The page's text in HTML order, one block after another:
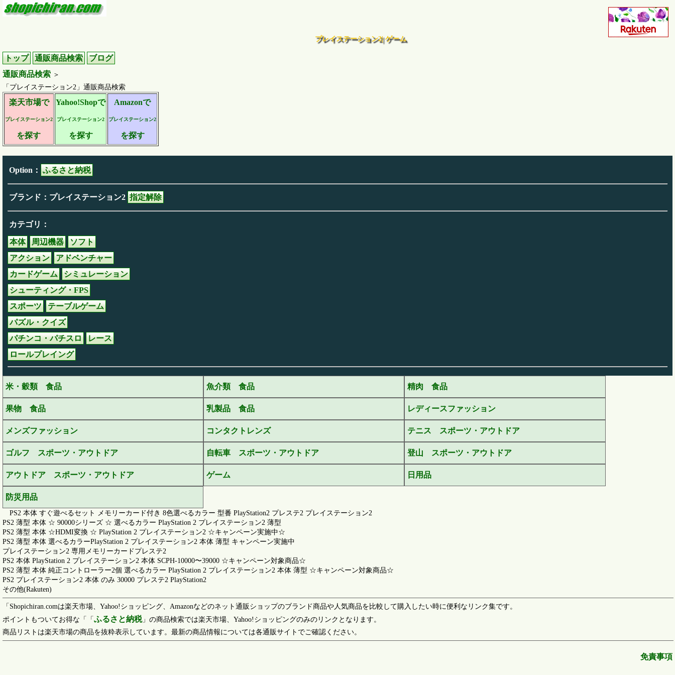
プレイステーション2| ゲーム
トップ 通販商品検索
ブログ
通販商品検索 ＞
「プレイステーション2」通販商品検索
楽天市場で
プレイステーション2
を探す
Yahoo!Shopで
プレイステーション2
を探す
Amazonで
プレイステーション2
を探す
Option： ふるさと納税
ブランド：プレイステーション2 指定解除
カテゴリ：
本体 周辺機器
ソフト
アクション
アドベンチャー
カードゲーム
シミュレーション
シューティング・FPS
スポーツ
テーブルゲーム
パズル・クイズ
パチンコ・パチスロ
レース
ロールプレイング
米・穀類 食品 魚介類 食品 精肉 食品
果物 食品 乳製品 食品 レディースファッション
メンズファッション コンタクトレンズ テニス スポーツ・アウトドア
ゴルフ スポーツ・アウトドア 自転車 スポーツ・アウトドア 登山 スポーツ・アウトドア
アウトドア スポーツ・アウトドア ゲーム 日用品
防災用品
PS2 本体 すぐ遊べるセット メモリーカード付き 8色選べるカラー 型番 PlayStation2 プレステ2 プレイステーション2
PS2 薄型 本体 ☆ 90000シリーズ ☆ 選べるカラー PlayStation 2 プレイステーション2 薄型
PS2 薄型 本体 ☆HDMI変換 ☆ PlayStation 2 プレイステーション2 ☆キャンペーン実施中☆
PS2 薄型 本体 選べるカラーPlayStation 2 プレイステーション2 本体 薄型 キャンペーン実施中
プレイステーション2 専用メモリーカードプレステ2
PS2 本体 PlayStation 2 プレイステーション2 本体 SCPH-10000〜39000 ☆キャンペーン対象商品☆
PS2 薄型 本体 純正コントローラー2個 選べるカラー PlayStation 2 プレイステーション2 本体 薄型 ☆キャンペーン対象商品☆
PS2 プレイステーション2 本体 のみ 30000 プレステ2 PlayStation2
その他(Rakuten)
「Shopichiran.comは楽天市場、Yahoo!ショッピング、Amazonなどのネット通販ショップのブランド商品や人気商品を比較して購入したい時に便利なリンク集です。
ポイントもついてお得な「「 ふるさと納税」の商品検索では楽天市場、Yahoo!ショッピングのみのリンクとなります。
商品リストは楽天市場の商品を抜粋表示しています。最新の商品情報については各通販サイトでご確認ください。
免責事項